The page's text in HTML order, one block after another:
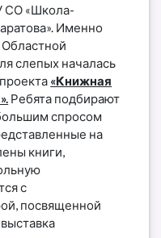
СО «Школа-
Именно
слепых началась
«Книжная
Ребята подбирают
спросом
на
книги,
с
посвященной